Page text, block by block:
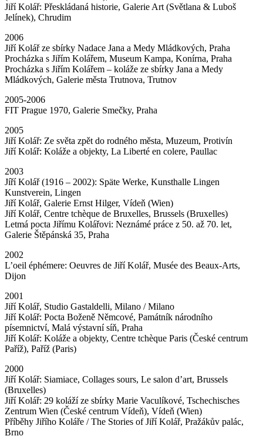
Jiří Kolář: Přeskládaná historie, Galerie Art (Světlana & Luboš
Jelínek), Chrudim
2006
Jiří Kolář ze sbírky Nadace Jana a Medy Mládkových, Praha
Procházka s Jiřím Kolářem, Museum Kampa, Konírna, Praha
Procházka s Jiřím Kolářem – koláže ze sbírky Jana a Medy
Mládkových, Galerie města Trutnova, Trutnov
2005-2006
FIT Prague 1970, Galerie Smečky, Praha
2005
Jiří Kolář: Ze světa zpět do rodného města, Muzeum, Protivín
Jiří Kolář: Koláže a objekty, La Liberté en colere, Paullac
2003
Jíří Kolář (1916 – 2002): Späte Werke, Kunsthalle Lingen
Kunstverein, Lingen
Jiří Kolář, Galerie Ernst Hilger, Vídeň (Wien)
Jiří Kolář, Centre tchèque de Bruxelles, Brussels (Bruxelles)
Letmá pocta Jiřímu Kolářovi: Neznámé práce z 50. až 70. let,
Galerie Štěpánská 35, Praha
2002
L’oeil éphémere: Oeuvres de Jiří Kolář, Musée des Beaux-Arts,
Dijon
2001
Jiří Kolář, Studio Gastaldelli, Milano / Milano
Jiří Kolář: Pocta Boženě Němcové, Památník národního
písemnictví, Malá výstavní síň, Praha
Jiří Kolář: Koláže a objekty, Centre tchèque Paris (České centrum
Paříž), Paříž (Paris)
2000
Jiří Kolář: Siamiace, Collages sours, Le salon d’art, Brussels
(Bruxelles)
Jiří Kolář: 29 koláží ze sbírky Marie Vaculíkové, Tschechisches
Zentrum Wien (České centrum Vídeň), Vídeň (Wien)
Příběhy Jiřího Koláře / The Stories of Jiří Kolář, Pražákův palác,
Brno